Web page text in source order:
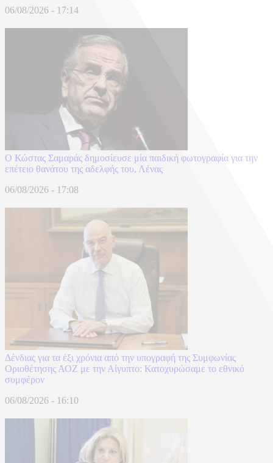
06/08/2026 - 17:14
Ο Κώστας Σαμαράς δημοσίευσε μία παιδική φωτογραφία για την
επέτειο θανάτου της αδελφής του, Λένας
06/08/2026 - 17:08
Δένδιας για τα έξι χρόνια από την υπογραφή της Συμφωνίας
Οριοθέτησης ΑΟΖ με την Αίγυπτο: Κατοχυρώσαμε το εθνικό
συμφέρον
06/08/2026 - 16:10